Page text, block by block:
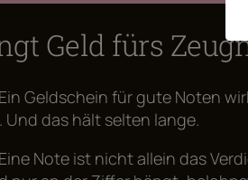
Geld fürs
Geldschein für gute Noten
Und das hält selten lange.
Note ist nicht allein das